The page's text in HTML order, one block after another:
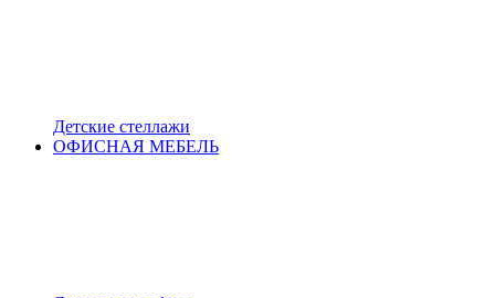
Детские стеллажи
ОФИСНАЯ МЕБЕЛЬ